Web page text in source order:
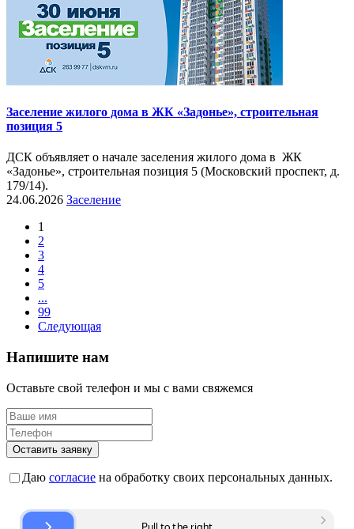
Заселение жилого дома в ЖК «Задонье», строительная
позиция 5
ДСК объявляет о начале заселения жилого дома в ЖК
«Задонье», строительная позиция 5 (Московский проспект, д.
179/14).
24.06.2026 Заселение
1
2
3
4
5
...
99
Следующая
Напишите нам
Оставьте свой телефон и мы с вами свяжемся
Оставить заявку
Даю согласие на обработку своих персональных данных.